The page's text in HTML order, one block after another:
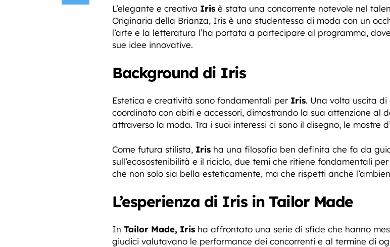
L’elegante e creativa Iris è stata una concorrente notevole nel
Originaria della Brianza, Iris è una studentessa di moda con un
l’arte e la letteratura l’ha portata a partecipare al programma,
sue idee innovative.
Background di Iris
Estetica e creatività sono fondamentali per Iris. Una volta uscita
coordinato con abiti e accessori, dimostrando la sua attenzione al
attraverso la moda. Tra i suoi interessi ci sono il disegno, le
Come futura stilista, Iris ha una filosofia ben definita che fa da
sull’ecosostenibilità e il riciclo, due temi che ritiene fondamentali
che non solo sia bella esteticamente, ma che rispetti anche
L’esperienza di Iris in Tailor Made
In Tailor Made, Iris ha affrontato una serie di sfide che hanno
giudici valutavano le performance dei concorrenti e al termine di